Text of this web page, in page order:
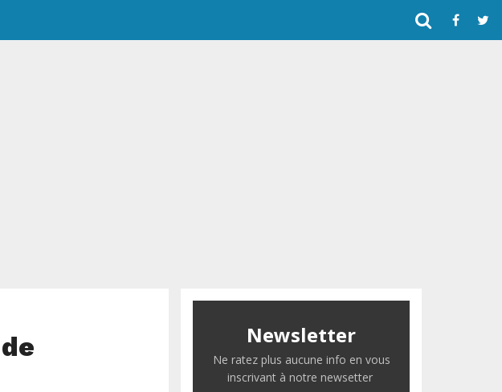
Newsletter
Ne ratez plus aucune info en vous
inscrivant à notre newsetter